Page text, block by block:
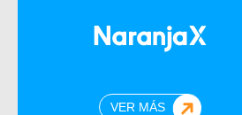
VER MÁS